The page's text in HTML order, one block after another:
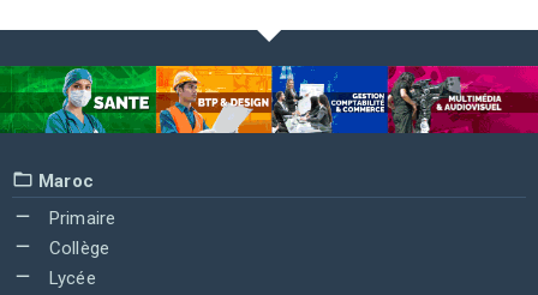
Maroc
Primaire
Collège
Lycée